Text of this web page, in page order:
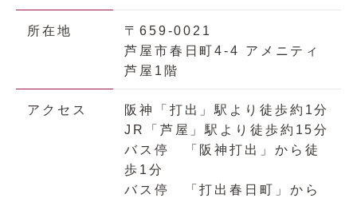
所在地
〒659-0021
芦屋市春日町4-4 アメニティ
芦屋1階
アクセス
阪神「打出」駅より徒歩約1分
JR「芦屋」駅より徒歩約15分
バス停 「阪神打出」から徒
歩1分
バス停 「打出春日町」から